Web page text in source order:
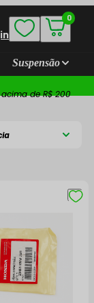
0
Suspensão
de R$ 200